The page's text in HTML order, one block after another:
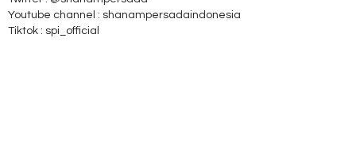
Youtube channel : shanampersadaindonesia
Tiktok : spi_official